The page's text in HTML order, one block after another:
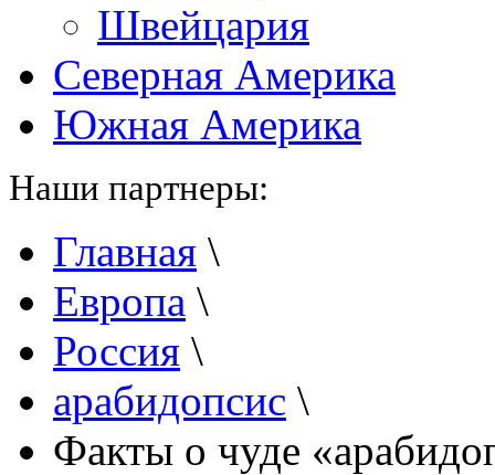
Швейцария
Северная Америка
Южная Америка
Наши партнеры:
Главная \
Европа \
Россия \
арабидопсис \
Факты о чуде